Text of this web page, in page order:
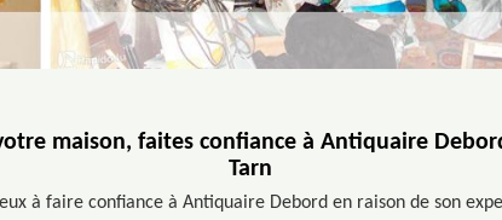
maison, faites confiance à Antiquaire
Tarn
à faire confiance à Antiquaire Debord en raison de son